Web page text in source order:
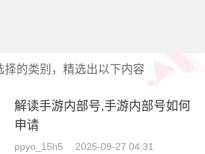
择的类别，精选出以下内容
解读手游内部号,手游内部号如何
申请
ppyo_15h5 2025-09-27 04:31